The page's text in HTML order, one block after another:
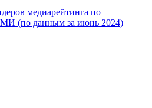
медиарейтинга по
(по данным за июнь 2024)